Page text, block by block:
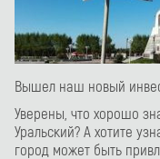
Вышел наш новый
Уверены, что хорошо
Уральский? А хотите
город может быть